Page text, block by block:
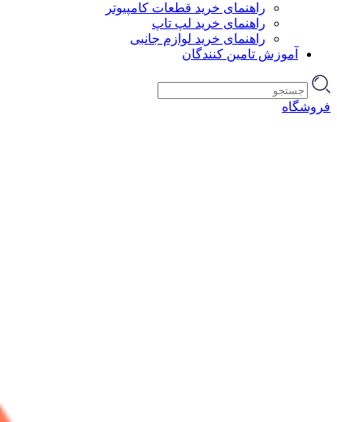
راهنمای خرید قطعات کامپیوتر
راهنمای خرید لپ تاپ
راهنمای خرید لوازم جانبی
آموزش تامین کنندگان
فروشگاه